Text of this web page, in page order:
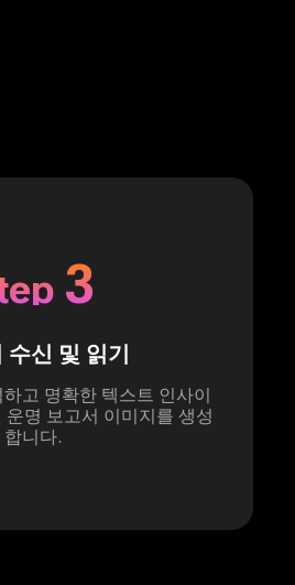
3
수신 및 읽기
고 명확한 텍스트 인사이
운명 보고서 이미지를 생성
합니다.